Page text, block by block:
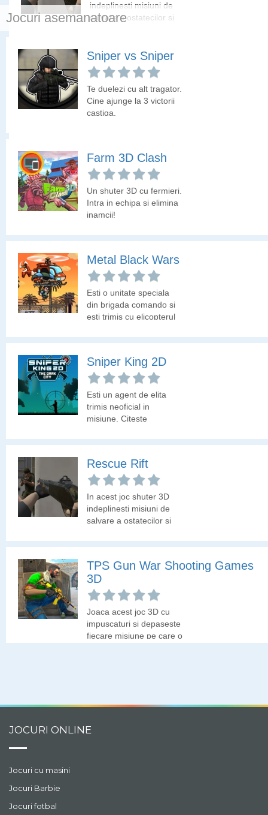
indeplinesti misiuni de
salvare a ostatecilor si
Zombie Killers
Elimina creaturile zombie
si gaseste
Jocuri asemanatoare
Sniper vs Sniper
Te duelezi cu alt tragator.
Cine ajunge la 3 victorii
castiga.
Farm 3D Clash
Un shuter 3D cu fermieri.
Intra in echipa si elimina
inamcii!
Metal Black Wars
Esti o unitate speciala
din brigada comando si
esti trimis cu elicopterul
parcurge traseul pana la
indeplinirea misiunii.
Sniper King 2D
Esti un agent de elita
trimis neoficial in
misiune. Citeste
Rescue Rift
In acest joc shuter 3D
indeplinesti misiuni de
salvare a ostatecilor si
TPS Gun War Shooting Games
3D
Joaca acest joc 3D cu
impuscaturi si depaseste
fiecare misiune pe care o
JOCURI ONLINE
Jocuri cu masini
Jocuri Barbie
Jocuri fotbal